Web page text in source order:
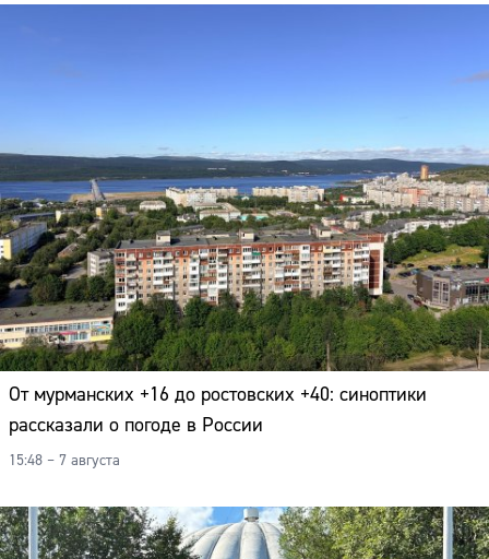
От мурманских +16 до ростовских +40: синоптики
рассказали о погоде в России
15:48 – 7 августа